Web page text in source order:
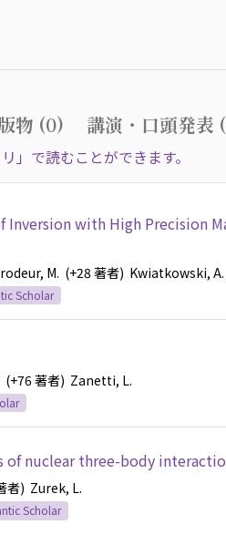
物 (0) 講演・口頭発表
」で読むことができます。
with High Precision
M. (+28 著者) Kwiatkowski, A.
Scholar
(+76 著者) Zanetti, L.
nuclear three-body
者) Zurek, L.
Scholar